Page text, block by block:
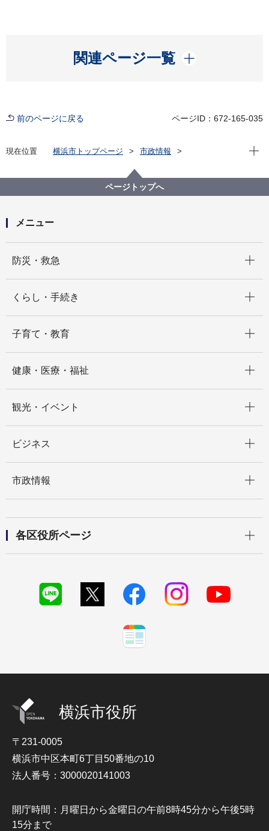
関連ページ一覧
開く
前のページに戻る ページID：672-165-035
現在位置 横浜市トップページ
市政情報
旭区と保土ケ谷・旭区仏教会が大規模災害時の施設提
供に関する協定を締結！！
現在
ページトップへ
メニュー
防災・救急
くらし・手続き
子育て・教育
健康・医療・福祉
観光・イベント
ビジネス
市政情報
各区役所ページ
横浜市役所
〒231-0005
横浜市中区本町6丁目50番地の10
法人番号：3000020141003
開庁時間：月曜日から金曜日の午前8時45分から午後5時
15分まで